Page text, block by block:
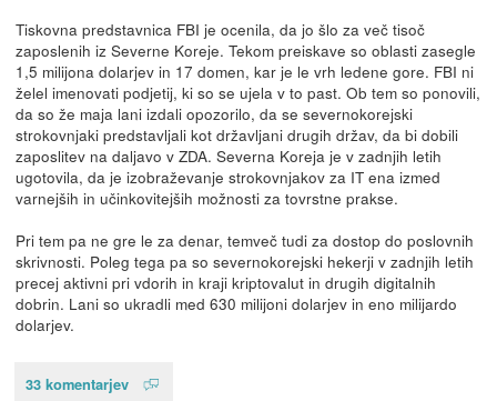
Tiskovna predstavnica FBI je ocenila, da jo šlo za več tisoč
zaposlenih iz Severne Koreje. Tekom preiskave so oblasti zasegle
1,5 milijona dolarjev in 17 domen, kar je le vrh ledene gore. FBI ni
želel imenovati podjetij, ki so se ujela v to past. Ob tem so ponovili,
da so že maja lani izdali opozorilo, da se severnokorejski
strokovnjaki predstavljali kot državljani drugih držav, da bi dobili
zaposlitev na daljavo v ZDA. Severna Koreja je v zadnjih letih
ugotovila, da je izobraževanje strokovnjakov za IT ena izmed
varnejših in učinkovitejših možnosti za tovrstne prakse.
Pri tem pa ne gre le za denar, temveč tudi za dostop do poslovnih
skrivnosti. Poleg tega pa so severnokorejski hekerji v zadnjih letih
precej aktivni pri vdorih in kraji kriptovalut in drugih digitalnih
dobrin. Lani so ukradli med 630 milijoni dolarjev in eno milijardo
dolarjev.
33 komentarjev